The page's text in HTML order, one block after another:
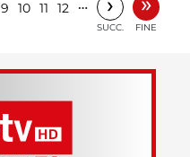
9 10 11 12 …
SUCC. FINE